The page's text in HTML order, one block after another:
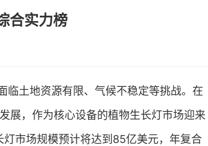
合实力榜
临土地资源有限、气候不稳定等挑战。在
展，作为核心设备的植物生长灯市场迎来
市场规模预计将达到85亿美元，年复合